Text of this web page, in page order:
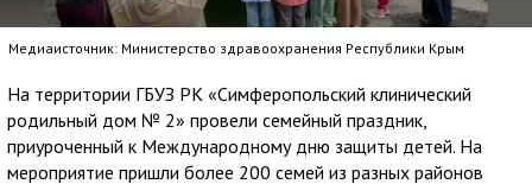
Медиаисточник: Министерство здравоохранения Республики Крым
На территории ГБУЗ РК «Симферопольский клинический
родильный дом № 2» провели семейный праздник,
приуроченный к Международному дню защиты детей. На
мероприятие пришли более 200 семей из разных районов